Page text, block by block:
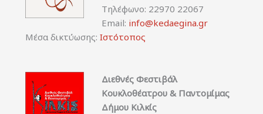
Τηλέφωνο: 22970 22067
Email: info@kedaegina.gr
Μέσα δικτύωσης: Ιστότοπος
Διεθνές Φεστιβάλ
Κουκλοθέατρου & Παντομίμας
Δήμου Κιλκίς